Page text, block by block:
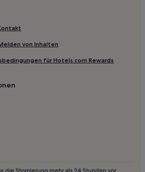
von Inhalten
für Hotels.com Rewards
die Stornierung mehr als 24 Stunden vor